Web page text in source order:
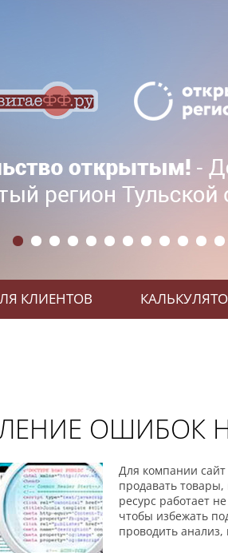
КЛИЕНТОВ
ОШИБОК
Для компании
продавать товары,
ресурс работает
чтобы избежать
проводить анализ,